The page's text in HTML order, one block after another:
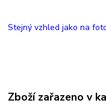
Stejný vzhled jako na
Zboží zařazeno v